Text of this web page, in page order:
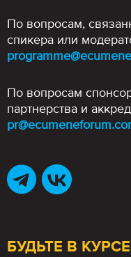
БУДЬТЕ В КУРСЕ
По вопросам,
спикера или
По вопросам
партнерства и